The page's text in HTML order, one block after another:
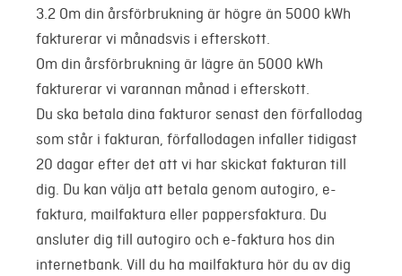
3.2 Om din årsförbrukning är högre än 5000 kWh
fakturerar vi månadsvis i efterskott.
Om din årsförbrukning är lägre än 5000 kWh
fakturerar vi varannan månad i efterskott.
Du ska betala dina fakturor senast den förfallodag
som står i fakturan, förfallodagen infaller tidigast
20 dagar efter det att vi har skickat fakturan till
dig. Du kan välja att betala genom autogiro, e-
faktura, mailfaktura eller pappersfaktura. Du
ansluter dig till autogiro och e-faktura hos din
internetbank. Vill du ha mailfaktura hör du av dig